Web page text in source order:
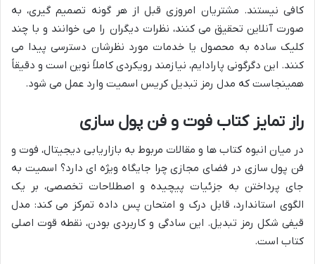
کافی نیستند. مشتریان امروزی قبل از هر گونه تصمیم گیری، به
صورت آنلاین تحقیق می کنند، نظرات دیگران را می خوانند و با چند
کلیک ساده به محصول یا خدمات مورد نظرشان دسترسی پیدا می
کنند. این دگرگونی پارادایم، نیازمند رویکردی کاملاً نوین است و دقیقاً
همینجاست که مدل رمز تبدیل کریس اسمیت وارد عمل می شود.
راز تمایز کتاب فوت و فن پول سازی
در میان انبوه کتاب ها و مقالات مربوط به بازاریابی دیجیتال، فوت و
فن پول سازی در فضای مجازی چرا جایگاه ویژه ای دارد؟ اسمیت به
جای پرداختن به جزئیات پیچیده و اصطلاحات تخصصی، بر یک
الگوی استاندارد، قابل درک و امتحان پس داده تمرکز می کند: مدل
قیفی شکل رمز تبدیل. این سادگی و کاربردی بودن، نقطه قوت اصلی
کتاب است.